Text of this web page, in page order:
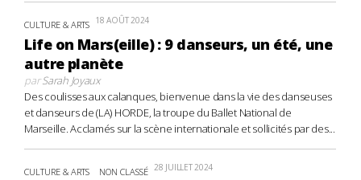
CULTURE & ARTS 18 AOÛT 2024
Life on Mars(eille) : 9 danseurs, un été, une
autre planète
parSarah Joyaux
Des coulisses aux calanques, bienvenue dans la vie des danseuses
et danseurs de (LA) HORDE, la troupe du Ballet National de
Marseille. Acclamés sur la scène internationale et sollicités par des...
CULTURE & ARTS NON CLASSÉ 28 JUILLET 2024